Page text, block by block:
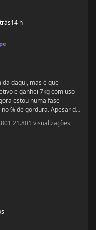
14 h
daqui, mas é que
e ganhei 7kg com uso
estou numa fase
% de gordura. Apesar de
o que devo fazer,
de treinos e talvez
21.801 visualizações